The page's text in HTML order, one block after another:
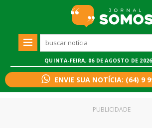
QUINTA-FEIRA, 06 DE AGOSTO DE 2026
ENVIE SUA NOTÍCIA: (64) 9
PUBLICIDADE